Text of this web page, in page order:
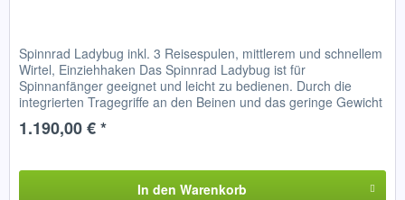
Spinnrad Ladybug inkl. 3 Reisespulen, mittlerem und schnellem
Wirtel, Einziehhaken Das Spinnrad Ladybug ist für
Spinnanfänger geeignet und leicht zu bedienen. Durch die
integrierten Tragegriffe an den Beinen und das geringe Gewicht
ist...
1.190,00 € *
In den Warenkorb